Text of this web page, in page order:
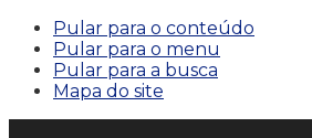
Pular para o conteúdo
Pular para o menu
Pular para a busca
Mapa do site